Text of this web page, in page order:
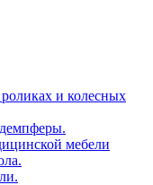
и колесных
мебели